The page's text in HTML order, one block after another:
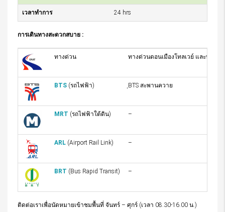
เวลาทำการ 24 hrs
การเดินทางสะดวกสบาย :
ทางด่วน ทางด่วนดอนเมืองโทลเวย์ และทางด่
BTS (รถไฟฟ้า) ฺBTS สะพานควาย
MRT (รถไฟฟ้าใต้ดิน) –
ARL (Airport Rail Link) –
BRT (Bus Rapid Transit) –
ติดต่อเราเพื่อนัดหมายเข้าชมพื้นที่ จันทร์ – ศุกร์ (เวลา 08.30-16.00 น.)